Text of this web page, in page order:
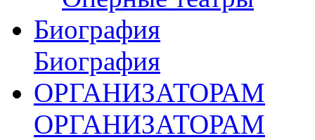
Биография
Биография
ОРГАНИЗАТОРАМ
ОРГАНИЗАТОРАМ